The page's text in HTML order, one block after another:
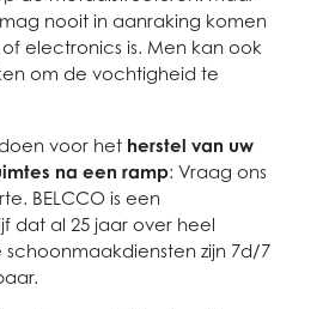
nooit in aanraking komen
electronics is. Men kan ook
om de vochtigheid te
voor het herstel van uw
na een ramp: Vraag ons
BELCCO is een
dat al 25 jaar over heel
schoonmaakdiensten zijn 7d/7